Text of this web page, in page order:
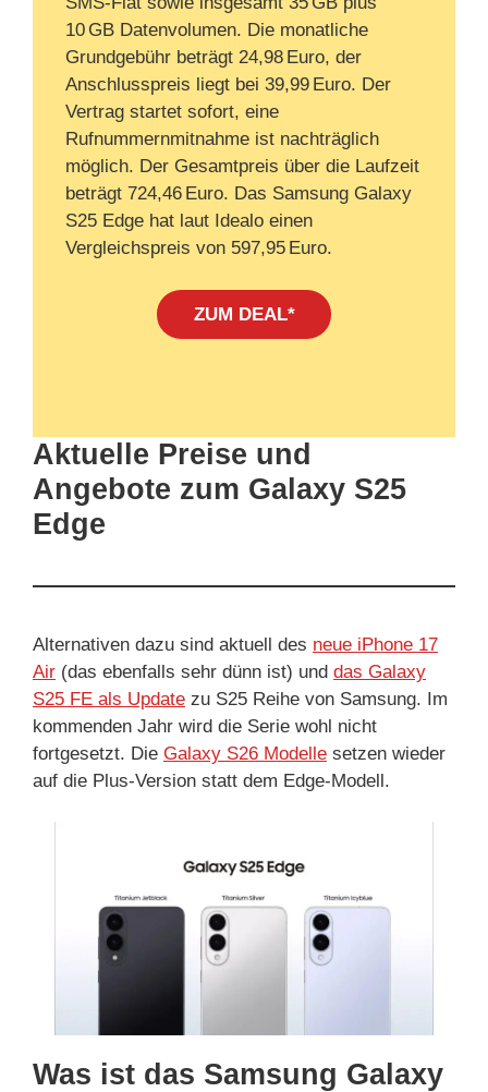
10 GB Datenvolumen. Die monatliche
Grundgebühr beträgt 24,98 Euro, der
Anschlusspreis liegt bei 39,99 Euro. Der
Vertrag startet sofort, eine
Rufnummernmitnahme ist nachträglich
möglich. Der Gesamtpreis über die Laufzeit
beträgt 724,46 Euro. Das Samsung Galaxy
S25 Edge hat laut Idealo einen
Vergleichspreis von 597,95 Euro.
ZUM DEAL*
Aktuelle Preise und
Angebote zum Galaxy S25
Edge
Alternativen dazu sind aktuell des neue iPhone 17
Air (das ebenfalls sehr dünn ist) und das Galaxy
S25 FE als Update zu S25 Reihe von Samsung. Im
kommenden Jahr wird die Serie wohl nicht
fortgesetzt. Die Galaxy S26 Modelle setzen wieder
auf die Plus-Version statt dem Edge-Modell.
Was ist das Samsung Galaxy